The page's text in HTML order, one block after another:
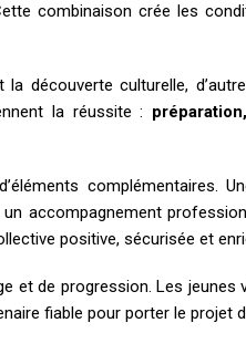
combinaison crée les
découverte culturelle,
la réussite :
complémentaires.
accompagnement
positive, sécurisée et
et de progression. Les jeunes
fiable pour porter le projet